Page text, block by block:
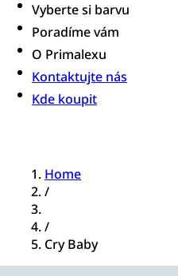
Vyberte si barvu
Poradíme vám​
O Primalexu
Kontaktujte nás
Kde koupit
Home
/
/
Cry Baby